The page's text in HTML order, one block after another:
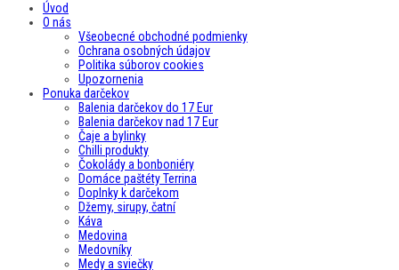
Úvod
O nás
Všeobecné obchodné podmienky
Ochrana osobných údajov
Politika súborov cookies
Upozornenia
Ponuka darčekov
Balenia darčekov do 17 Eur
Balenia darčekov nad 17 Eur
Čaje a bylinky
Chilli produkty
Čokolády a bonboniéry
Domáce paštéty Terrina
Doplnky k darčekom
Džemy, sirupy, čatní
Káva
Medovina
Medovníky
Medy a sviečky